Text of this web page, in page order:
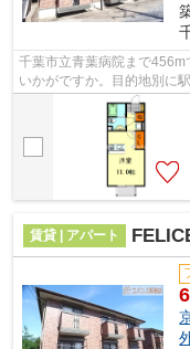
千葉市立青葉病院まで
いかがですか。目的地別に
イント満載のFELICE青葉の
賃貸 | アパート
6